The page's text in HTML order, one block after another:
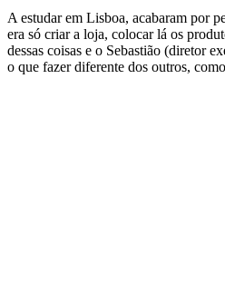
A estudar em Lisboa, acabaram por
era só criar a loja, colocar lá os
dessas coisas e o Sebastião (diretor
o que fazer diferente dos outros,